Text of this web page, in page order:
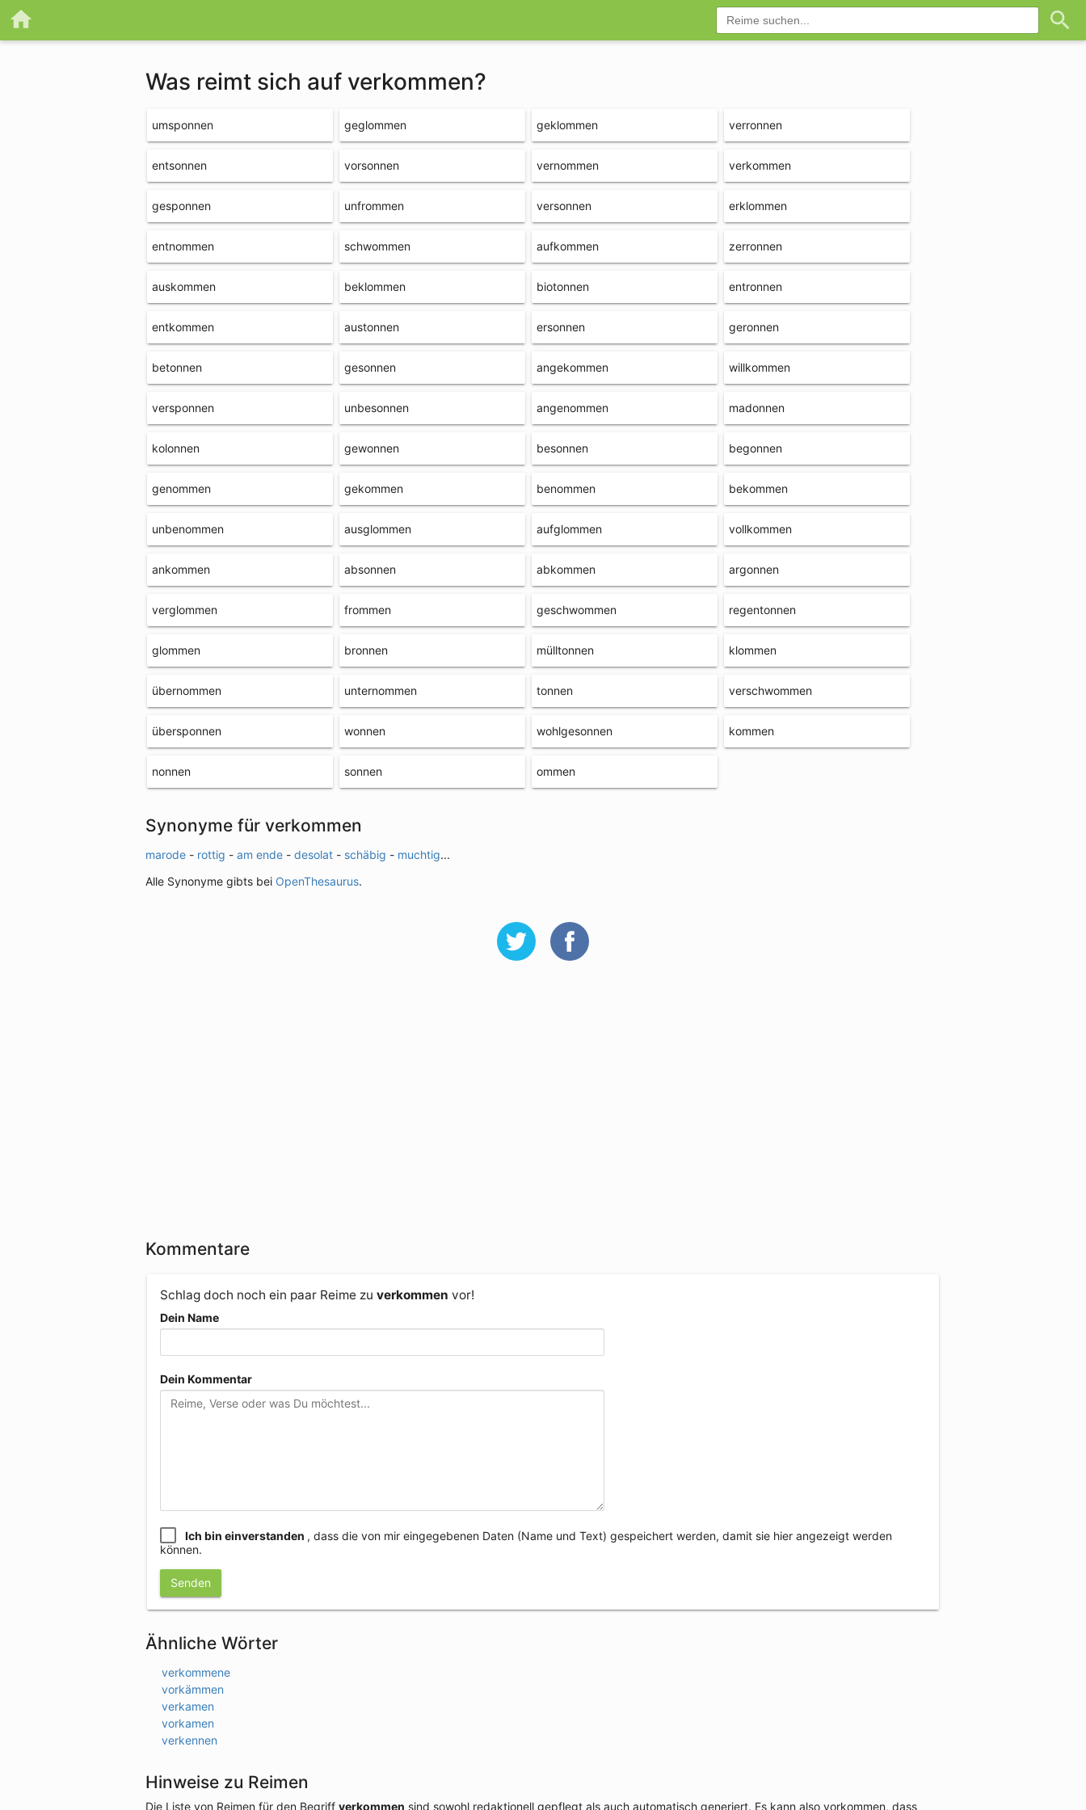
Was reimt sich auf verkommen?
umsponnen geglommen geklommen verronnen
entsonnen vorsonnen vernommen verkommen
gesponnen unfrommen versonnen erklommen
entnommen schwommen aufkommen zerronnen
auskommen beklommen biotonnen entronnen
entkommen austonnen ersonnen geronnen
betonnen gesonnen angekommen willkommen
versponnen unbesonnen angenommen madonnen
kolonnen gewonnen besonnen begonnen
genommen gekommen benommen bekommen
unbenommen ausglommen aufglommen vollkommen
ankommen absonnen abkommen argonnen
verglommen frommen geschwommen regentonnen
glommen bronnen mülltonnen klommen
übernommen unternommen tonnen verschwommen
übersponnen wonnen wohlgesonnen kommen
nonnen sonnen ommen
Synonyme für verkommen
marode - rottig - am ende - desolat - schäbig - muchtig...
Alle Synonyme gibts bei OpenThesaurus.
Kommentare
Schlag doch noch ein paar Reime zu verkommen vor!
Dein Name
Dein Kommentar
Ich bin einverstanden , dass die von mir eingegebenen Daten (Name und Text) gespeichert werden, damit sie hier angezeigt werden
können.
Senden
Ähnliche Wörter
verkommene
vorkämmen
verkamen
vorkamen
verkennen
Hinweise zu Reimen
Die Liste von Reimen für den Begriff verkommen sind sowohl redaktionell gepflegt als auch automatisch generiert. Es kann also vorkommen, dass